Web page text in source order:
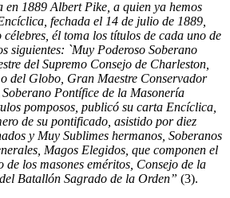
en 1889 Albert Pike, a quien ya hemos
fechada el 14 de julio de 1889,
él toma los títulos de cada uno de
siguientes: `Muy Poderoso Soberano
del Supremo Consejo de Charleston,
del Globo, Gran Maestre Conservador
Pontífice de la Masonería
pomposos, publicó su carta Encíclica,
de su pontificado, asistido por diez
y Muy Sublimes hermanos, Soberanos
Magos Elegidos, que componen el
los masones eméritos, Consejo de la
Batallón Sagrado de la Orden” (3).